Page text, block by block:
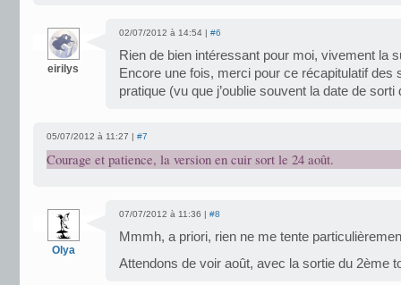
eirilys
02/07/2012 à 14:54 | #6
Rien de bien intéressant pour moi, vivement la
Encore une fois, merci pour ce récapitulatif des
pratique (vu que j’oublie souvent la date de
05/07/2012 à 11:27 | #7
Courage et patience, la version en cuir sort le 24 août.
Olya
07/07/2012 à 11:36 | #8
Mmmh, a priori, rien ne me tente
Attendons de voir août, avec la sortie du 2ème